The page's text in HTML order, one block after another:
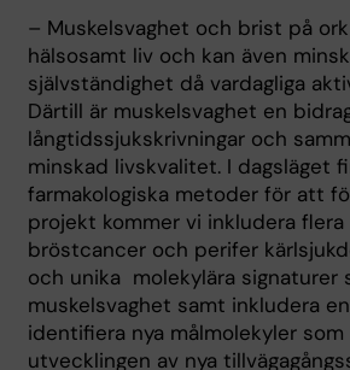
– Muskelsvaghet och brist på
hälsosamt liv och kan även
självständighet då vardagliga
Därtill är muskelsvaghet en
långtidssjukskrivningar och
minskad livskvalitet. I dagsläget
farmakologiska metoder för att
projekt kommer vi inkludera
bröstcancer och perifer
och unika molekylära signaturer
muskelsvaghet samt inkludera
identifiera nya målmolekyler
utvecklingen av nya